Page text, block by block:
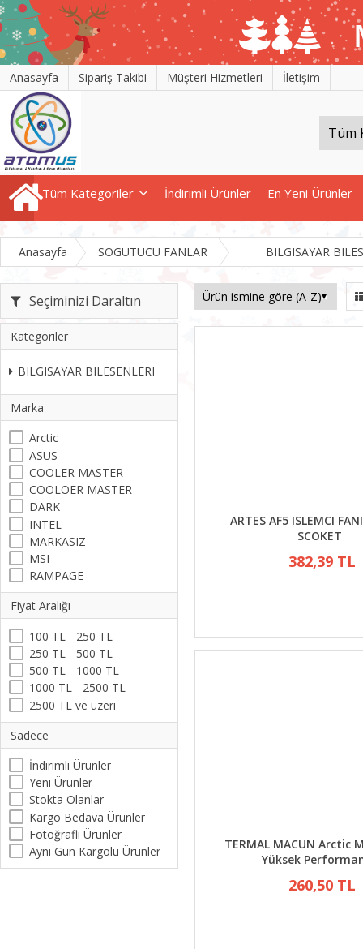
Anasayfa Sipariş Takibi Müşteri Hizmetleri İletişim
Tüm Kategoriler İndirimli Ürünler En Yeni Ürünler
Anasayfa SOGUTUCU FANLAR BILGISAYAR
Seçiminizi Daraltın
Kategoriler
BILGISAYAR BILESENLERI
Marka
Arctic
ASUS
COOLER MASTER
COOLOER MASTER
DARK
INTEL
MARKASIZ
MSI
RAMPAGE
Fiyat Aralığı
100 TL - 250 TL
250 TL - 500 TL
500 TL - 1000 TL
1000 TL - 2500 TL
2500 TL ve üzeri
Sadece
İndirimli Ürünler
Yeni Ürünler
Stokta Olanlar
Kargo Bedava Ürünler
Fotoğraflı Ürünler
Aynı Gün Kargolu Ürünler
ARTES AF5 ISLEMCI
SCOKET
382,39 TL
TERMAL MACUN Arctic
Yüksek
260,50 TL